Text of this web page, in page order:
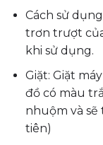
Cách sử
trơn trượt
khi sử dụng.
Giặt: Giặt
đồ có màu
nhuộm và sẽ
tiên)